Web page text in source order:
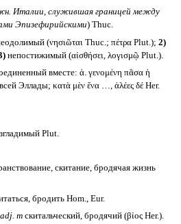
Италии, служившая границей между
Эпизефирийскими) Thuc.
(νησιῶται Thuc.; πέτρα Plut.); 2)
непостижимый (αἰσθήσει, λογισμῷ Plut.).
вместе: ἁ. γενομένη πᾶσα ἡ
Эллады; κατὰ μὲν ἕνα …, ἁλέες δέ Her.
Plut.
скитание, бродячая жизнь
бродить Hom., Eur.
adj. mскитальческий, бродячий (βίος Her.).